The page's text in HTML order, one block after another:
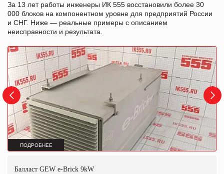
За 13 лет работы инженеры ИК 555 восстановили более 30
000 блоков на компонентном уровне для предприятий России
и СНГ. Ниже — реальные примеры с описанием
неисправности и результата.
ПОДРОБНЕЕ
Балласт GEW e-Brick 9kW